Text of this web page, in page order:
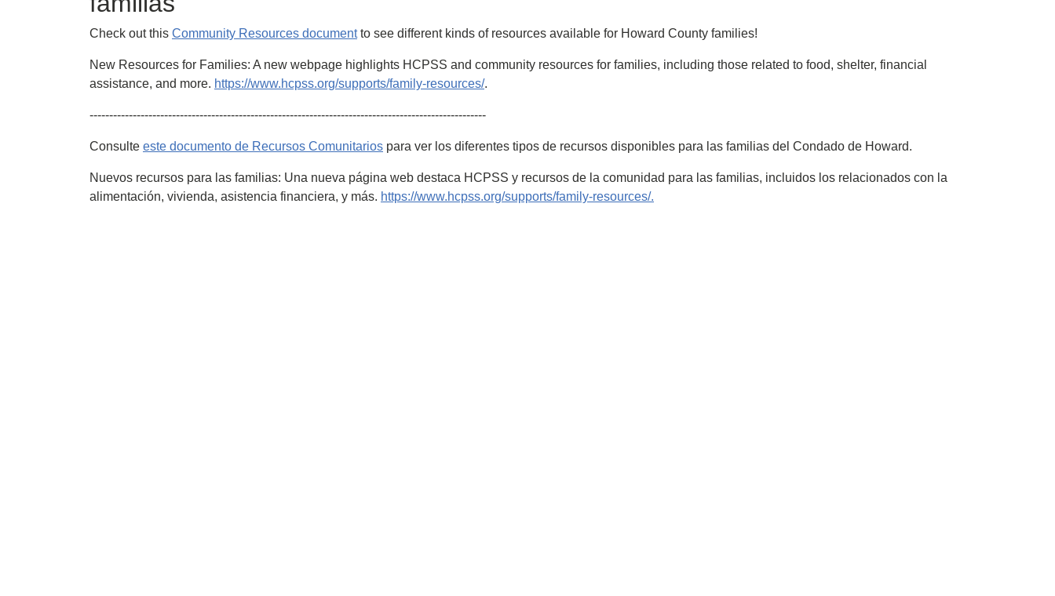
Check out this Community Resources documentto see different kinds of resources available for Howard County families!
New Resources for Families: A new webpage highlights HCPSS and community resources for families, including those related to food, shelter, financial
assistance, and more. https://www.hcpss.org/supports/family-resources/.
-----------------------------------------------------------------------------------------------------
Consulte este documento de Recursos Comunitarios para ver los diferentes tipos de recursos disponibles para las familias del Condado de Howard.
Nuevos recursos para las familias: Una nueva página web destaca HCPSS y recursos de la comunidad para las familias, incluidos los relacionados con la
alimentación, vivienda, asistencia financiera, y más. https://www.hcpss.org/supports/family-resources/.